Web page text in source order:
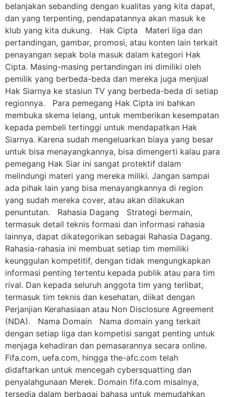
belanjakan sebanding dengan kualitas yang kita dapat,
dan yang terpenting, pendapatannya akan masuk ke
klub yang kita dukung. Hak Cipta Materi liga dan
pertandingan, gambar, promosi, atau konten lain terkait
penayangan sepak bola masuk dalam kategori Hak
Cipta. Masing-masing pertandingan ini dimiliki oleh
pemilik yang berbeda-beda dan mereka juga menjual
Hak Siarnya ke stasiun TV yang berbeda-beda di setiap
regionnya. Para pemegang Hak Cipta ini bahkan
membuka skema lelang, untuk memberikan kesempatan
kepada pembeli tertinggi untuk mendapatkan Hak
Siarnya. Karena sudah mengeluarkan biaya yang besar
untuk bisa menayangkannya, bisa dimengerti kalau para
pemegang Hak Siar ini sangat protektif dalam
melindungi materi yang mereka miliki. Jangan sampai
ada pihak lain yang bisa menayangkannya di region
yang sudah mereka cover, atau akan dilakukan
penuntutan. Rahasia Dagang Strategi bermain,
termasuk detail teknis formasi dan informasi rahasia
lainnya, dapat dikategorikan sebagai Rahasia Dagang.
Rahasia-rahasia ini membuat setiap tim memiliki
keunggulan kompetitif, dengan tidak mengungkapkan
informasi penting tertentu kepada publik atau para tim
rival. Dan kepada seluruh anggota tim yang terlibat,
termasuk tim teknis dan kesehatan, diikat dengan
Perjanjian Kerahasiaan atau Non Disclosure Agreement
(NDA). Nama Domain Nama domain yang terkait
dengan setiap liga dan kompetisi sangat penting untuk
menjaga kehadiran dan pemasarannya secara online.
Fifa.com, uefa.com, hingga the-afc.com telah
didaftarkan untuk mencegah cybersquatting dan
penyalahgunaan Merek. Domain fifa.com misalnya,
tersedia dalam berbagai bahasa untuk memudahkan